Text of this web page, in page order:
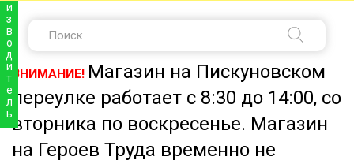
ВНИМАНИЕ! Магазин на Пискуновском
переулке работает с 8:30 до 14:00, со
вторника по воскресенье. Магазин
на Героев Труда временно не
и
з
в
о
д
и
т
е
л
ь